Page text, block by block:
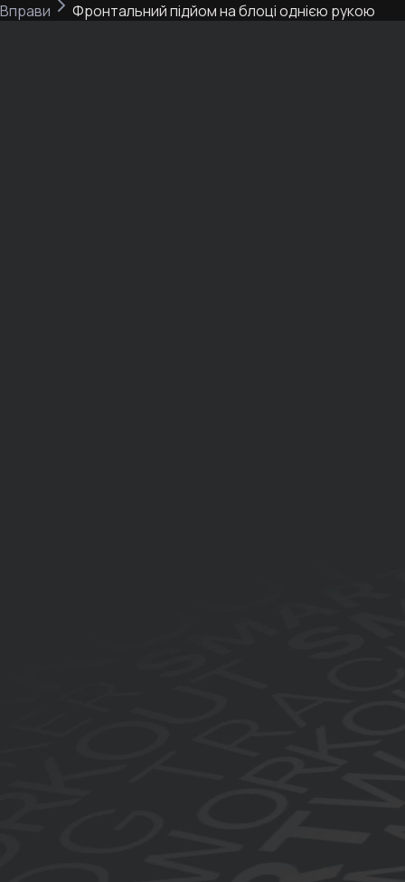
Вправи
Фронтальний підйом на блоці однією рукою